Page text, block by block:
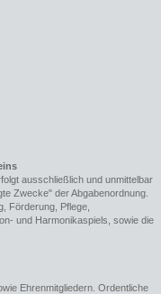
ausschließlich und unmittelbar
Zwecke" der Abgabenordnung.
Förderung, Pflege,
und Harmonikaspiels, sowie die
Ehrenmitgliedern. Ordentliche